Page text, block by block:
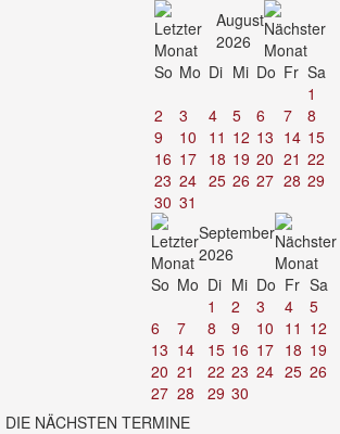
August
2026
So Mo Di Mi Do Fr Sa
1
2
3 4 5 6 7
8
9
10 11 12 13 14 15
16 17 18 19 20 21 22
23 24 25 26 27 28 29
30 31
September
2026
So Mo Di Mi Do Fr Sa
1
2 3 4
5
6
7 8 9 10 11 12
13 14 15 16 17 18 19
20 21 22 23 24 25 26
27 28 29 30
DIE NÄCHSTEN TERMINE